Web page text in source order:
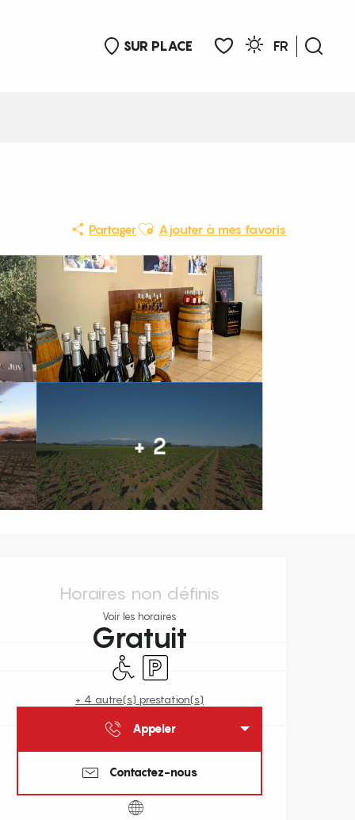
SUR PLACE
FR
PartagerAjouter aux favoris
Ajouter à mes favoris
+ 2
et coordonnées
Horaires non définis
Voir les horaires
Gratuit
Accès handicapés
Parking
+ 4 autre(s) prestation(s)
Appeler
Contactez-nous